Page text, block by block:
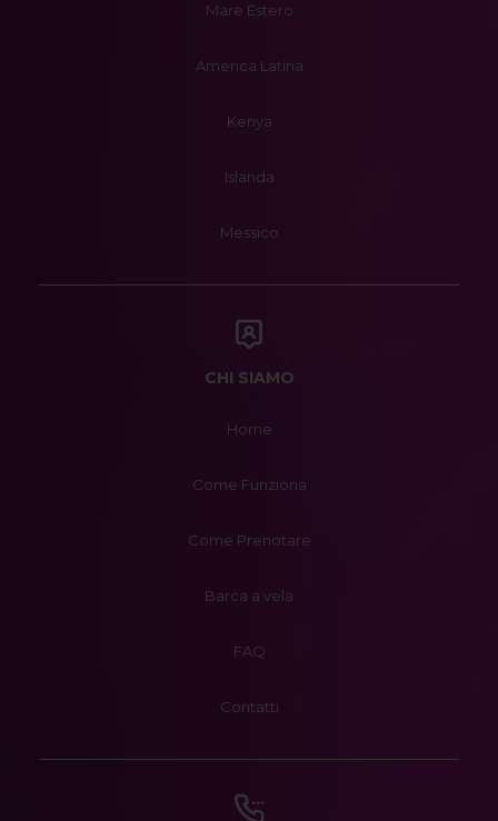
Mare Estero
America Latina
Kenya
Islanda
Messico
CHI SIAMO
Home
Come Funziona
Come Prenotare
Barca a vela
FAQ
Contatti